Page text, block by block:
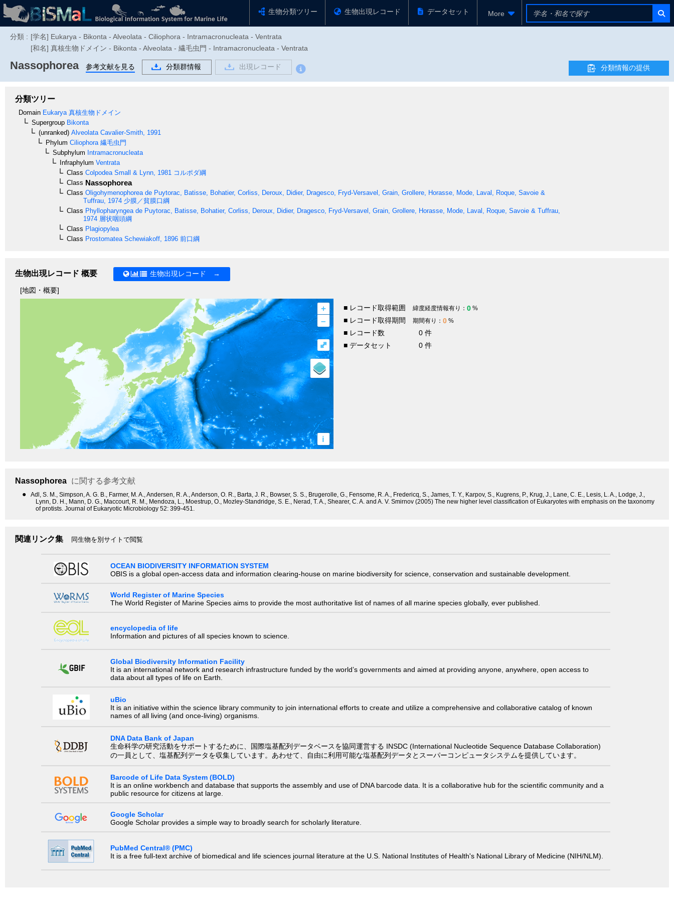
生物分類ツリー 生物出現レコード データセット More
分類 : [学名] Eukarya - Bikonta - Alveolata - Ciliophora - Intramacronucleata - Ventrata
[和名] 真核生物ドメイン - Bikonta - Alveolata - 繊毛虫門 - Intramacronucleata - Ventrata
Nassophorea 参考文献を見る 分類群情報 出現レコード 分類情報の提供
分類ツリー
Domain Eukarya 真核生物ドメイン
Supergroup Bikonta
(unranked) Alveolata Cavalier-Smith, 1991
Phylum Ciliophora 繊毛虫門
Subphylum Intramacronucleata
Infraphylum Ventrata
Class Colpodea Small & Lynn, 1981 コルポダ綱
Class Nassophorea
Class Oligohymenophorea de Puytorac, Batisse, Bohatier, Corliss, Deroux, Didier, Dragesco, Fryd-Versavel, Grain, Grollere, Horasse, Mode, Laval, Roque, Savoie &
Tuffrau, 1974 少膜／貧膜口綱
Class Phyllopharyngea de Puytorac, Batisse, Bohatier, Corliss, Deroux, Didier, Dragesco, Fryd-Versavel, Grain, Grollere, Horasse, Mode, Laval, Roque, Savoie & Tuffrau,
1974 層状咽頭綱
Class Plagiopylea
Class Prostomatea Schewiakoff, 1896 前口綱
生物出現レコード 概要 生物出現レコード →
[地図・概要]
+
–
i
⤢
■ レコード取得範囲 緯度経度情報有り： 0 %
■ レコード取得期間 期間有り： 0 %
■ レコード数
0 件
■ データセット
0 件
Nassophorea に関する参考文献
●
Adl, S. M., Simpson, A. G. B., Farmer, M. A., Andersen, R. A., Anderson, O. R., Barta, J. R., Bowser, S. S., Brugerolle, G., Fensome, R. A., Fredericq, S., James, T. Y., Karpov, S., Kugrens, P., Krug, J., Lane, C. E., Lesis, L. A., Lodge, J.,
Lynn, D. H., Mann, D. G., Maccourt, R. M., Mendoza, L., Moestrup, O., Mozley-Standridge, S. E., Nerad, T. A., Shearer, C. A. and A. V. Smirnov (2005) The new higher level classification of Eukaryotes with emphasis on the taxonomy
of protists. Journal of Eukaryotic Microbiology 52: 399-451.
関連リンク集 同生物を別サイトで閲覧
OCEAN BIODIVERSITY INFORMATION SYSTEM
OBIS is a global open-access data and information clearing-house on marine biodiversity for science, conservation and sustainable development.
World Register of Marine Species
The World Register of Marine Species aims to provide the most authoritative list of names of all marine species globally, ever published.
encyclopedia of life
Information and pictures of all species known to science.
Global Biodiversity Information Facility
It is an international network and research infrastructure funded by the world’s governments and aimed at providing anyone, anywhere, open access to
data about all types of life on Earth.
uBio
It is an initiative within the science library community to join international efforts to create and utilize a comprehensive and collaborative catalog of known
names of all living (and once-living) organisms.
DNA Data Bank of Japan
生命科学の研究活動をサポートするために、国際塩基配列データベースを協同運営する INSDC (International Nucleotide Sequence Database Collaboration)
の一員として、塩基配列データを収集しています。あわせて、自由に利用可能な塩基配列データとスーパーコンピュータシステムを提供しています。
Barcode of Life Data System (BOLD)
It is an online workbench and database that supports the assembly and use of DNA barcode data. It is a collaborative hub for the scientific community and a
public resource for citizens at large.
Google Scholar
Google Scholar provides a simple way to broadly search for scholarly literature.
PubMed Central® (PMC)
It is a free full-text archive of biomedical and life sciences journal literature at the U.S. National Institutes of Health's National Library of Medicine (NIH/NLM).